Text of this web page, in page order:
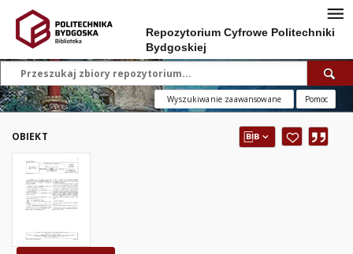
Repozytorium Cyfrowe Politechniki
Bydgoskiej
Wyszukiwanie zaawansowane Pomoc
OBIEKT